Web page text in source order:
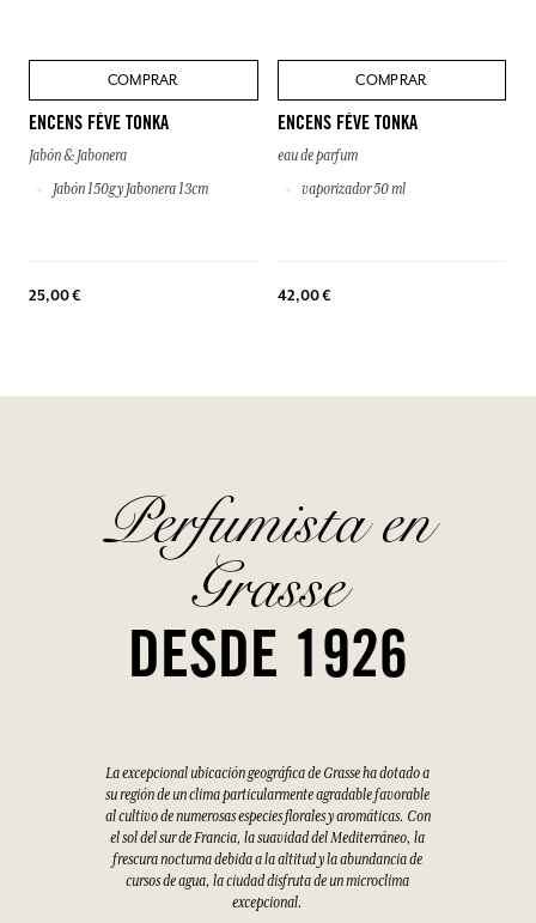
COMPRAR
ENCENS FÈVE TONKA
Jabón & Jabonera
Jabón 150g y Jabonera 13cm
25,00 €
COMPRAR
ENCENS FÈVE TONKA
eau de parfum
vaporizador 50 ml
42,00 €
Perfumista en
Grasse
DESDE 1926
La excepcional ubicación geográfica de Grasse ha dotado a
su región de un clima particularmente agradable favorable
al cultivo de numerosas especies florales y aromáticas. Con
el sol del sur de Francia, la suavidad del Mediterráneo, la
frescura nocturna debida a la altitud y la abundancia de
cursos de agua, la ciudad disfruta de un microclima
excepcional.